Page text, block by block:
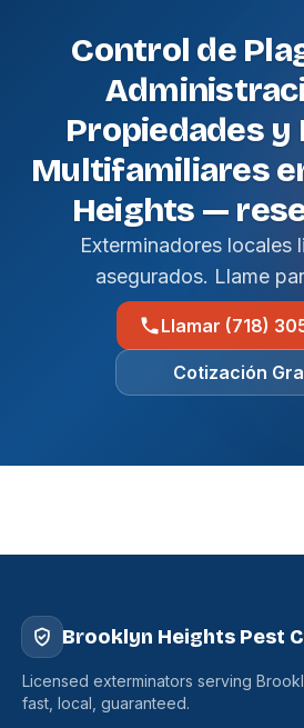
Control de
Propiedades y
Multifamiliares
Heights —
Exterminadores locales
asegurados. Llame
Llamar (718)
Cotización
Brooklyn Heights Pest
Licensed exterminators serving
fast, local, guaranteed.